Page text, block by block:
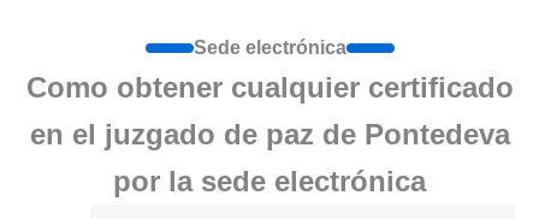
Sede electrónica
Como obtener cualquier certificado
en el juzgado de paz de Pontedeva
por la sede electrónica